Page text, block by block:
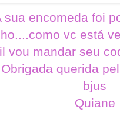
sua encomeda foi
vc está
vou mandar seu
Obrigada querida
bjus
Quiane